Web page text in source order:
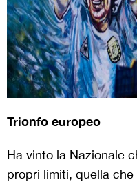
Trionfo europeo
Ha vinto la Nazionale
propri limiti, quella